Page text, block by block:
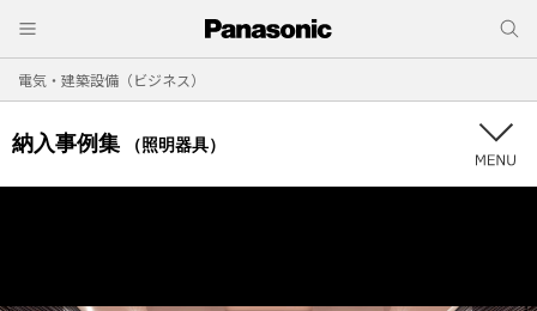
電気・建築設備（ビジネス）
納入事例集 （照明器具）